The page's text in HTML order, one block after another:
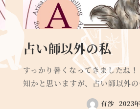
占い師以外の私
すっかり暑くなってきましたね
知かと思いますが、占い師以外
有沙 2023